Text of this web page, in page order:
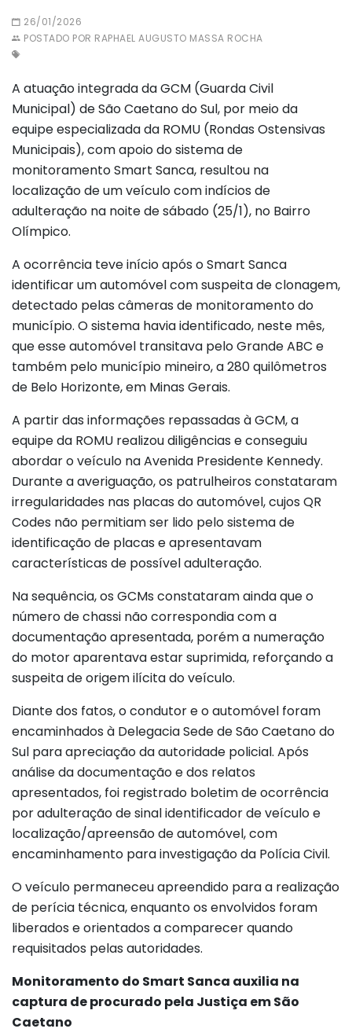
26/01/2026
POSTADO POR RAPHAEL AUGUSTO MASSA ROCHA
A atuação integrada da GCM (Guarda Civil
Municipal) de São Caetano do Sul, por meio da
equipe especializada da ROMU (Rondas Ostensivas
Municipais), com apoio do sistema de
monitoramento Smart Sanca, resultou na
localização de um veículo com indícios de
adulteração na noite de sábado (25/1), no Bairro
Olímpico.
A ocorrência teve início após o Smart Sanca
identificar um automóvel com suspeita de clonagem,
detectado pelas câmeras de monitoramento do
município. O sistema havia identificado, neste mês,
que esse automóvel transitava pelo Grande ABC e
também pelo município mineiro, a 280 quilômetros
de Belo Horizonte, em Minas Gerais.
A partir das informações repassadas à GCM, a
equipe da ROMU realizou diligências e conseguiu
abordar o veículo na Avenida Presidente Kennedy.
Durante a averiguação, os patrulheiros constataram
irregularidades nas placas do automóvel, cujos QR
Codes não permitiam ser lido pelo sistema de
identificação de placas e apresentavam
características de possível adulteração.
Na sequência, os GCMs constataram ainda que o
número de chassi não correspondia com a
documentação apresentada, porém a numeração
do motor aparentava estar suprimida, reforçando a
suspeita de origem ilícita do veículo.
Diante dos fatos, o condutor e o automóvel foram
encaminhados à Delegacia Sede de São Caetano do
Sul para apreciação da autoridade policial. Após
análise da documentação e dos relatos
apresentados, foi registrado boletim de ocorrência
por adulteração de sinal identificador de veículo e
localização/apreensão de automóvel, com
encaminhamento para investigação da Polícia Civil.
O veículo permaneceu apreendido para a realização
de perícia técnica, enquanto os envolvidos foram
liberados e orientados a comparecer quando
requisitados pelas autoridades.
Monitoramento do Smart Sanca auxilia na
captura de procurado pela Justiça em São
Caetano